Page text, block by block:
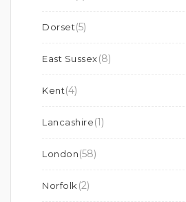
Dorset(5)
East Sussex(8)
Kent(4)
Lancashire(1)
London(58)
Norfolk (2)